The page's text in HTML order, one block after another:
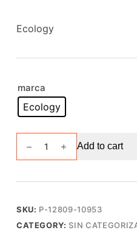
Ecology
marca
Ecology
Ecology
quantity
Add to cart
SKU: P-12809-10953
CATEGORY: SIN